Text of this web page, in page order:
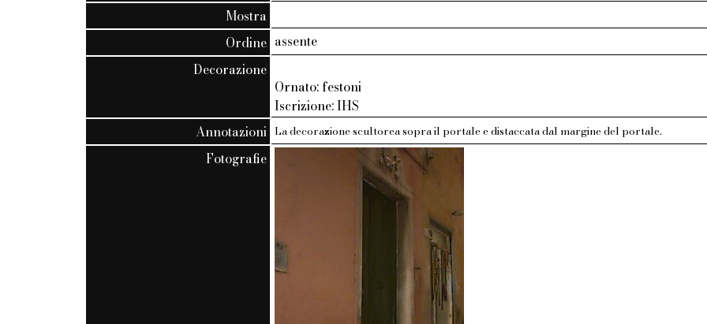
Mostra
Ordine assente
Decorazione
Ornato: festoni
Iscrizione: IHS
Annotazioni La decorazione scultorea sopra il portale e distaccata dal margine del portale.
Fotografie